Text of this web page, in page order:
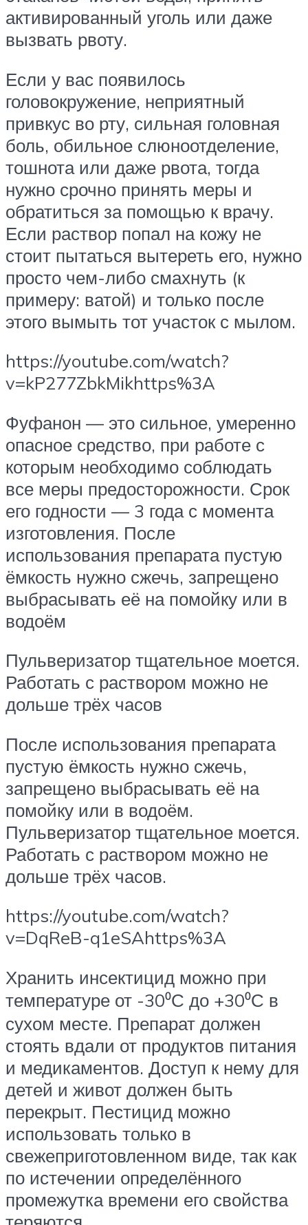
активированный уголь или даже
вызвать рвоту.
Если у вас появилось
головокружение, неприятный
привкус во рту, сильная головная
боль, обильное слюноотделение,
тошнота или даже рвота, тогда
нужно срочно принять меры и
обратиться за помощью к врачу.
Если раствор попал на кожу не
стоит пытаться вытереть его, нужно
просто чем-либо смахнуть (к
примеру: ватой) и только после
этого вымыть тот участок с мылом.
https://youtube.com/watch?
v=kP277ZbkMikhttps%3A
Фуфанон — это сильное, умеренно
опасное средство, при работе с
которым необходимо соблюдать
все меры предосторожности. Срок
его годности — 3 года с момента
изготовления. После
использования препарата пустую
ёмкость нужно сжечь, запрещено
выбрасывать её на помойку или в
водоём
Пульверизатор тщательное моется.
Работать с раствором можно не
дольше трёх часов
После использования препарата
пустую ёмкость нужно сжечь,
запрещено выбрасывать её на
помойку или в водоём.
Пульверизатор тщательное моется.
Работать с раствором можно не
дольше трёх часов.
https://youtube.com/watch?
v=DqReB-q1eSAhttps%3A
Хранить инсектицид можно при
температуре от -30⁰С до +30⁰С в
сухом месте. Препарат должен
стоять вдали от продуктов питания
и медикаментов. Доступ к нему для
детей и живот должен быть
перекрыт. Пестицид можно
использовать только в
свежеприготовленном виде, так как
по истечении определённого
промежутка времени его свойства